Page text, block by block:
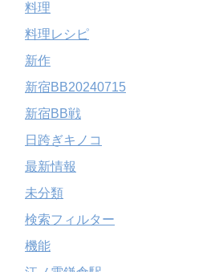
料理
料理レシピ
新作
新宿BB20240715
新宿BB戦
日跨ぎキノコ
最新情報
未分類
検索フィルター
機能